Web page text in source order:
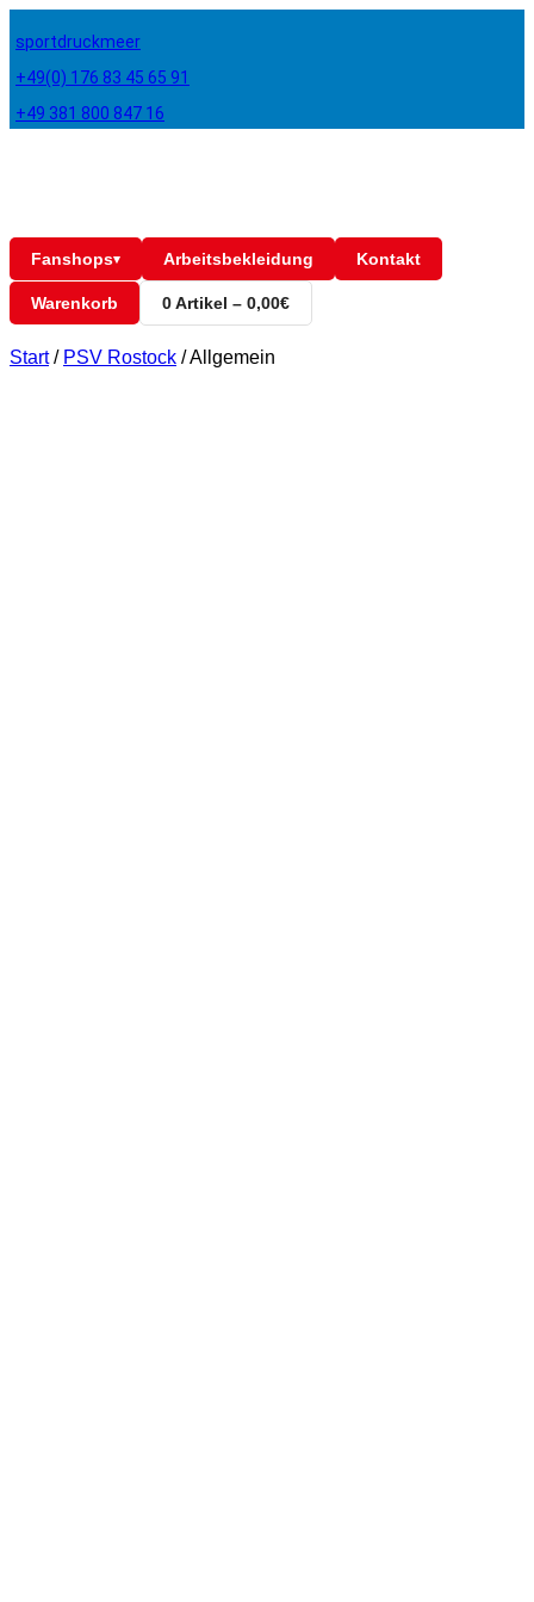
sportdruckmeer
+49(0) 176 83 45 65 91
+49 381 800 847 16
Fanshops▾ Arbeitsbekleidung Kontakt
Warenkorb 0 Artikel – 0,00€
Start / PSV Rostock /Allgemein